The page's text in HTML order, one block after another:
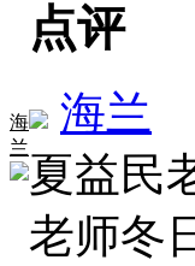
海
兰
点评
海兰
夏益民
老师冬